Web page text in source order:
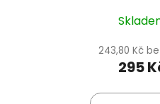
243,80 Kč
295